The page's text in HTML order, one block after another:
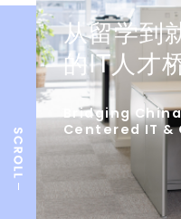
从留学到
的IT人才
Bridging
Centered IT &